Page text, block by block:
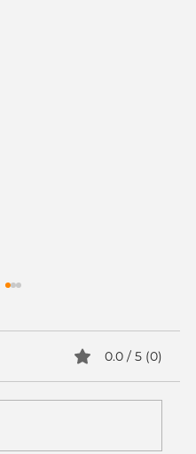
0.0 / 5 (0)